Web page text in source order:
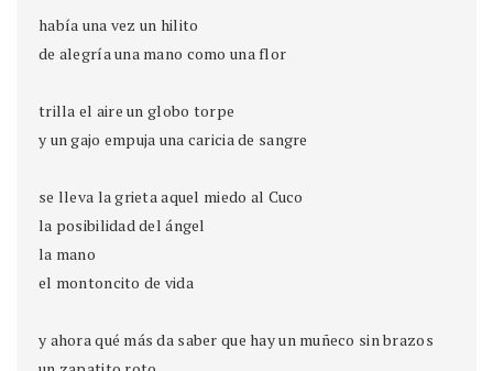
había una vez un hilito
de alegría una mano como una flor
trilla el aire un globo torpe
y un gajo empuja una caricia de sangre
se lleva la grieta aquel miedo al Cuco
la posibilidad del ángel
la mano
el montoncito de vida
y ahora qué más da saber que hay un muñeco sin brazos